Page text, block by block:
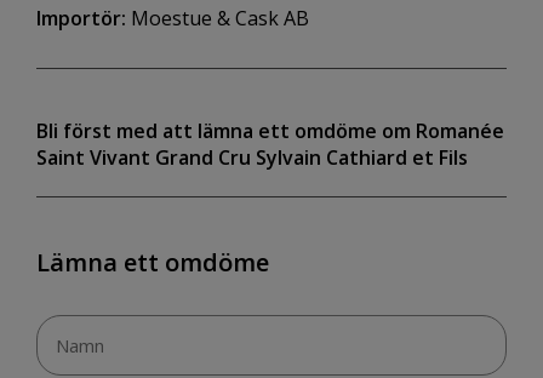
Importör: Moestue & Cask AB
Bli först med att lämna ett omdöme om Romanée
Saint Vivant Grand Cru Sylvain Cathiard et Fils
Lämna ett omdöme